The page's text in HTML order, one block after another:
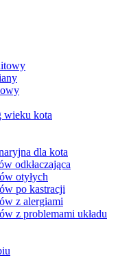
wieku kota
dla kota
odkłaczająca
otyłych
po kastracji
z alergiami
z problemami układu